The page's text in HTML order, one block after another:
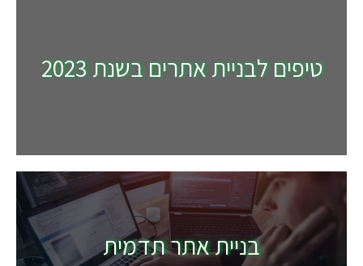
טיפים לבניית אתרים בשנת 2023
בניית אתר תדמית